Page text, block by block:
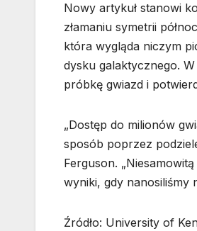
Nowy artykuł stanowi
złamaniu symetrii
która wygląda niczym
dysku galaktycznego.
próbkę gwiazd i
„Dostęp do milionów
sposób poprzez
Ferguson.
wyniki, gdy nanosiliśmy
Źródło: University of